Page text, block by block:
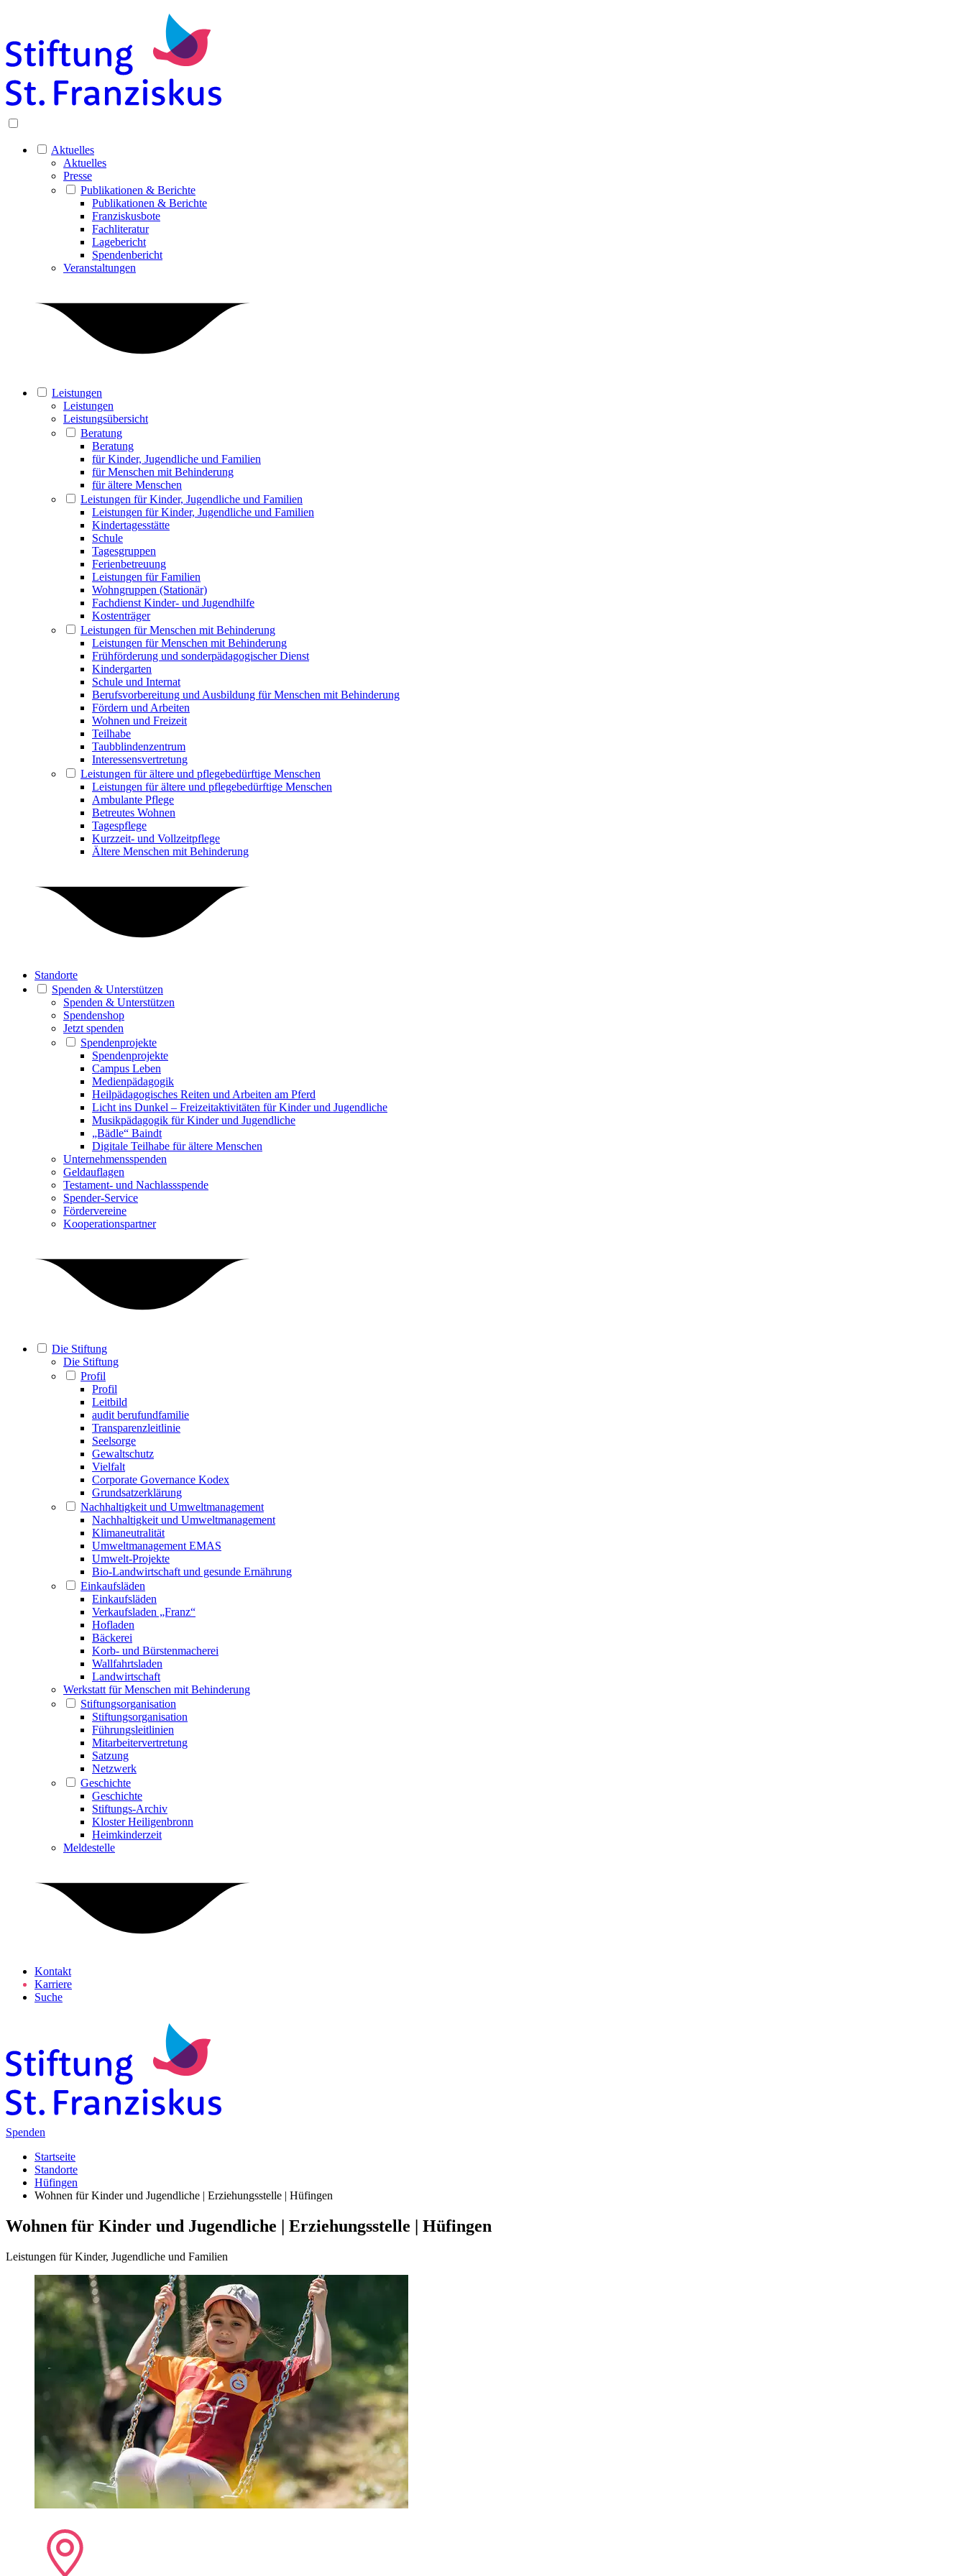
Aktuelles
Aktuelles
Presse
Publikationen & Berichte
Publikationen & Berichte
Franziskusbote
Fachliteratur
Lagebericht
Spendenbericht
Veranstaltungen
Leistungen
Leistungen
Leistungsübersicht
Beratung
Beratung
für Kinder, Jugendliche und Familien
für Menschen mit Behinderung
für ältere Menschen
Leistungen für Kinder, Jugendliche und Familien
Leistungen für Kinder, Jugendliche und Familien
Kindertagesstätte
Schule
Tagesgruppen
Ferienbetreuung
Leistungen für Familien
Wohngruppen (Stationär)
Fachdienst Kinder- und Jugendhilfe
Kostenträger
Leistungen für Menschen mit Behinderung
Leistungen für Menschen mit Behinderung
Frühförderung und sonderpädagogischer Dienst
Kindergarten
Schule und Internat
Berufsvorbereitung und Ausbildung für Menschen mit Behinderung
Fördern und Arbeiten
Wohnen und Freizeit
Teilhabe
Taubblindenzentrum
Interessensvertretung
Leistungen für ältere und pflegebedürftige Menschen
Leistungen für ältere und pflegebedürftige Menschen
Ambulante Pflege
Betreutes Wohnen
Tagespflege
Kurzzeit- und Vollzeitpflege
Ältere Menschen mit Behinderung
Standorte
Spenden & Unterstützen
Spenden & Unterstützen
Spendenshop
Jetzt spenden
Spendenprojekte
Spendenprojekte
Campus Leben
Medienpädagogik
Heilpädagogisches Reiten und Arbeiten am Pferd
Licht ins Dunkel – Freizeitaktivitäten für Kinder und Jugendliche
Musikpädagogik für Kinder und Jugendliche
„Bädle“ Baindt
Digitale Teilhabe für ältere Menschen
Unternehmensspenden
Geldauflagen
Testament- und Nachlassspende
Spender-Service
Fördervereine
Kooperationspartner
Die Stiftung
Die Stiftung
Profil
Profil
Leitbild
audit berufundfamilie
Transparenzleitlinie
Seelsorge
Gewaltschutz
Vielfalt
Corporate Governance Kodex
Grundsatzerklärung
Nachhaltigkeit und Umweltmanagement
Nachhaltigkeit und Umweltmanagement
Klimaneutralität
Umweltmanagement EMAS
Umwelt-Projekte
Bio-Landwirtschaft und gesunde Ernährung
Einkaufsläden
Einkaufsläden
Verkaufsladen „Franz“
Hofladen
Bäckerei
Korb- und Bürstenmacherei
Wallfahrtsladen
Landwirtschaft
Werkstatt für Menschen mit Behinderung
Stiftungsorganisation
Stiftungsorganisation
Führungsleitlinien
Mitarbeitervertretung
Satzung
Netzwerk
Geschichte
Geschichte
Stiftungs-Archiv
Kloster Heiligenbronn
Heimkinderzeit
Meldestelle
Kontakt
Karriere
Suche
Spenden
Startseite
Standorte
Hüfingen
Wohnen für Kinder und Jugendliche | Erziehungsstelle | Hüfingen
Wohnen für Kinder und Jugendliche | Erziehungsstelle | Hüfingen
Leistungen für Kinder, Jugendliche und Familien